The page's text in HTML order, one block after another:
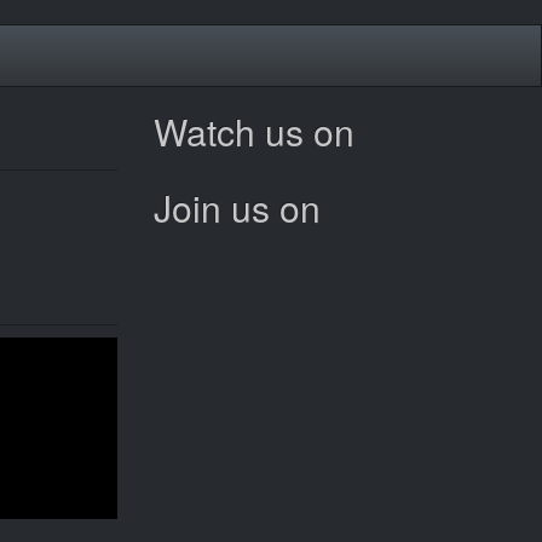
Watch us on
Join us on